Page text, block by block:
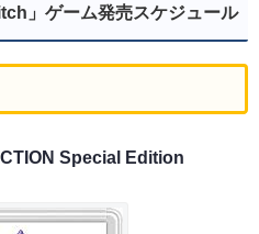
」ゲーム発売スケジュール
Special Edition